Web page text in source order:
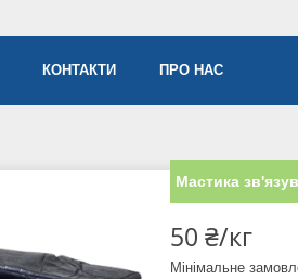
КОНТАКТИ ПРО НАС
Мастика
50 ₴/кг
Мінімальне